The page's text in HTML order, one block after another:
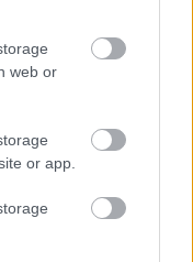
web or
or app.
másik gép, a
is
ötkor
a Honvéd